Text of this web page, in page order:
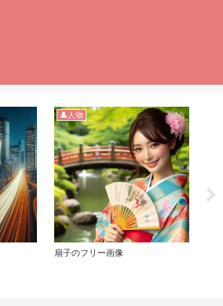
👤人物
扇子のフリー画像